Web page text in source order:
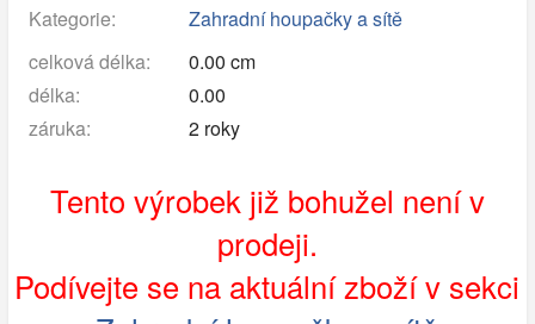
Kategorie:
Zahradní houpačky a sítě
celková délka:
0.00 cm
délka:
0.00
záruka:
2 roky
Tento výrobek již bohužel není v
prodeji.
Podívejte se na aktuální zboží v sekci